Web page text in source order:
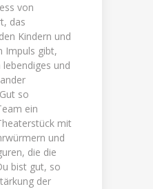
von
das
Kindern und
Impuls gibt,
und
so
ein
mit
und
die die
bist gut, so
der